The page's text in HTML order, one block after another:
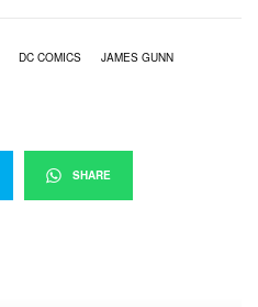
DC COMICS
JAMES GUNN
SHARE